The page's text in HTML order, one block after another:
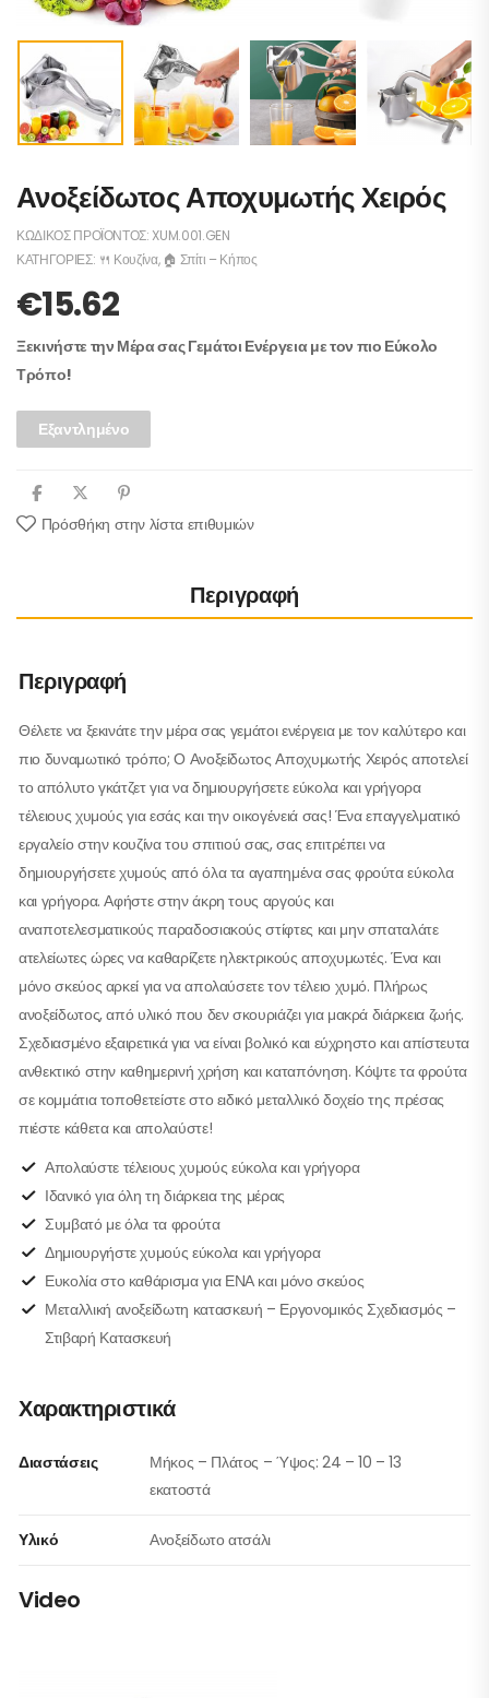
Ανοξείδωτος Αποχυμωτής Χειρός
ΚΩΔΙΚΌΣ ΠΡΟΪΌΝΤΟΣ: XUM.001.GEN
ΚΑΤΗΓΟΡΊΕΣ: 🍴 Κουζίνα, 🏠 Σπίτι – Κήπος
€15.62
Ξεκινήστε την Μέρα σας Γεμάτοι Ενέργεια με τον πιο Εύκολο
Τρόπο!
Εξαντλημένο
Πρόσθήκη στην λίστα επιθυμιών
Περιγραφή
Περιγραφή
Θέλετε να ξεκινάτε την μέρα σας γεμάτοι ενέργεια με τον καλύτερο και
πιο δυναμωτικό τρόπο; Ο Ανοξείδωτος Αποχυμωτής Χειρός αποτελεί
το απόλυτο γκάτζετ για να δημιουργήσετε εύκολα και γρήγορα
τέλειους χυμούς για εσάς και την οικογένειά σας! Ένα επαγγελματικό
εργαλείο στην κουζίνα του σπιτιού σας, σας επιτρέπει να
δημιουργήσετε χυμούς από όλα τα αγαπημένα σας φρούτα εύκολα
και γρήγορα. Αφήστε στην άκρη τους αργούς και
αναποτελεσματικούς παραδοσιακούς στίφτες και μην σπαταλάτε
ατελείωτες ώρες να καθαρίζετε ηλεκτρικούς αποχυμωτές. Ένα και
μόνο σκεύος αρκεί για να απολαύσετε τον τέλειο χυμό. Πλήρως
ανοξείδωτος, από υλικό που δεν σκουριάζει για μακρά διάρκεια ζωής.
Σχεδιασμένο εξαιρετικά για να είναι βολικό και εύχρηστο και απίστευτα
ανθεκτικό στην καθημερινή χρήση και καταπόνηση. Κόψτε τα φρούτα
σε κομμάτια τοποθετείστε στο ειδικό μεταλλικό δοχείο της πρέσας
πιέστε κάθετα και απολαύστε!
Απολαύστε τέλειους χυμούς εύκολα και γρήγορα
Ιδανικό για όλη τη διάρκεια της μέρας
Συμβατό με όλα τα φρούτα
Δημιουργήστε χυμούς εύκολα και γρήγορα
Ευκολία στο καθάρισμα για ΕΝΑ και μόνο σκεύος
Μεταλλική ανοξείδωτη κατασκευή – Εργονομικός Σχεδιασμός –
Στιβαρή Κατασκευή
Χαρακτηριστικά
Διαστάσεις
Μήκος – Πλάτος – Ύψος: 24 – 10 – 13
εκατοστά
Υλικό Ανοξείδωτο ατσάλι
Video